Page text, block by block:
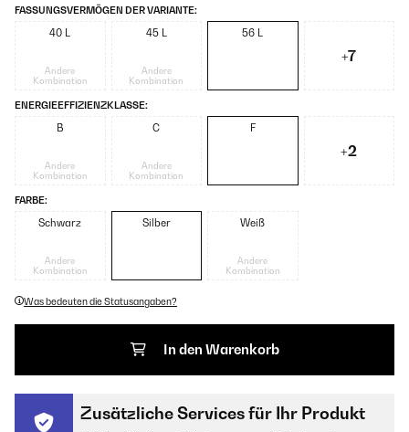
FASSUNGSVERMÖGEN DER VARIANTE:
40 L
Andere
Kombination
45 L
Andere
Kombination
56 L
+7
ENERGIEEFFIZIENZKLASSE:
B
Andere
Kombination
C
Andere
Kombination
F
+2
FARBE:
Schwarz
Andere
Kombination
Silber Weiß
Andere
Kombination
Was bedeuten die Statusangaben?
In den Warenkorb
Zusätzliche Services für Ihr Produkt